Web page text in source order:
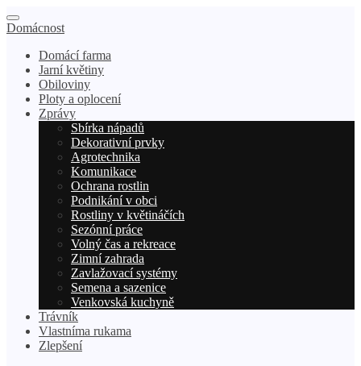
Domácnost
Domácí farma
Jarní květiny
Obiloviny
Ploty a oplocení
Zprávy
Sbírka nápadů
Dekorativní prvky
Agrotechnika
Komunikace
Ochrana rostlin
Podnikání v obci
Rostliny v květináčích
Sezónní práce
Volný čas a rekreace
Zimní zahrada
Zavlažovací systémy
Semena a sazenice
Venkovská kuchyně
Trávník
Vlastníma rukama
Zlepšení